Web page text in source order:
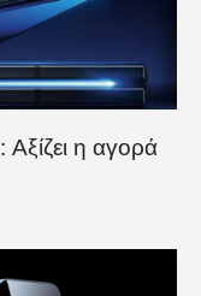
η αγορά